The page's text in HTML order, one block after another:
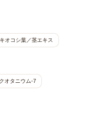
オコシ葉／茎エキス
オタニウム-7